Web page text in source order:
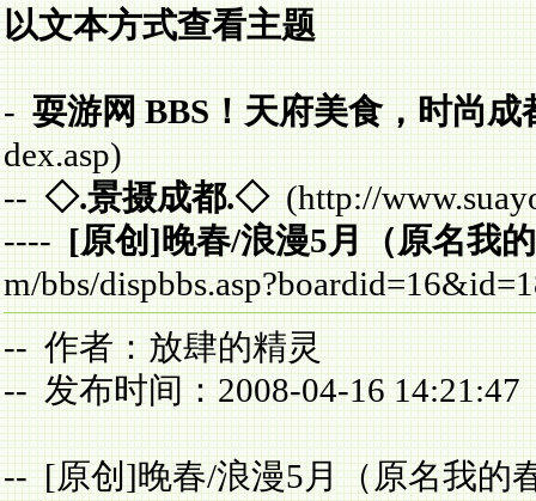
以文本方式查看主题
- 耍游网 BBS！天府美食，时尚成
dex.asp)
-- ◇.景摄成都.◇(http://
---- [原创]晚春/浪漫5月（原名我
m/bbs/
-- 作者：放肆的精灵
-- 发布时间：2008-04-16 14:21:47
-- [原创]晚春/浪漫5月（原名我的